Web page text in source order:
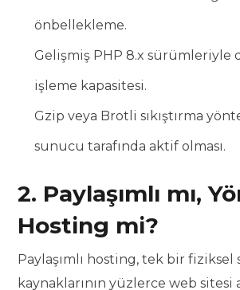
önbellekleme.
Gelişmiş PHP 8.x sürümleriyle
işleme kapasitesi.
Gzip veya Brotli sıkıştırma
sunucu tarafında aktif olması.
2. Paylaşımlı mı,
Hosting mi?
Paylaşımlı hosting, tek bir
kaynaklarının yüzlerce web sitesi